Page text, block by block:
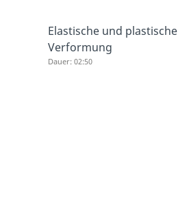
Elastische und plastische
Verformung
Dauer: 02:50